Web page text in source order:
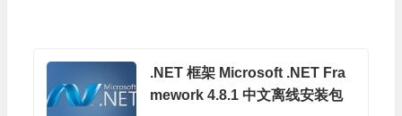
.NET 框架 Microsoft .NET Fra
mework 4.8.1 中文离线安装包